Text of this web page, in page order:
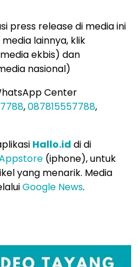
press release di media ini
lainnya, klik
ekbis) dan
nasional)
Center
,087815557788,
Hallo.id di di
(iphone), untuk
yang menarik. Media
Google News.